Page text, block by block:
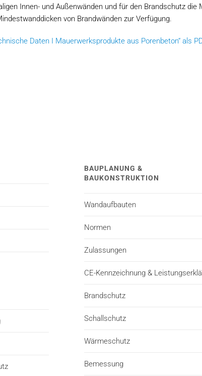
Innen- und Außenwänden und für den Brandschutz
von Brandwänden zur Verfügung.
Daten I Mauerwerksprodukte aus Porenbeton“ als
BAUPLANUNG &
BAUKONSTRUKTION
Wandaufbauten
Normen
Zulassungen
CE-Kennzeichnung &
Brandschutz
Schallschutz
Wärmeschutz
Bemessung